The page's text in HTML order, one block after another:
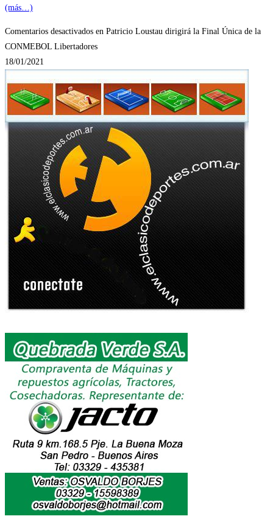
(más…)
Comentarios desactivados en Patricio Loustau dirigirá la Final Única de la
CONMEBOL Libertadores
18/01/2021